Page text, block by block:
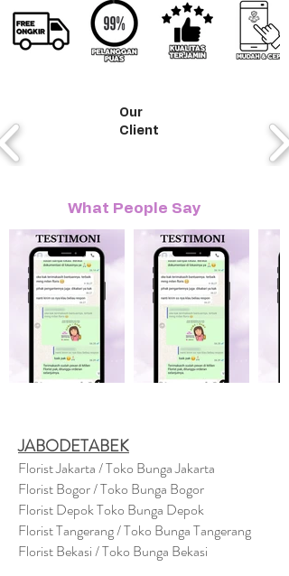
Our
Client
What People Say
JABODETABEK
Florist Jakarta / Toko Bunga Jakarta
Florist Bogor / Toko Bunga Bogor
Florist Depok Toko Bunga Depok
Florist Tangerang / Toko Bunga Tangerang
Florist Bekasi / Toko Bunga Bekasi